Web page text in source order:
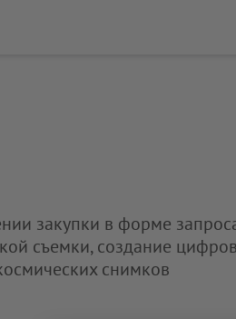
закупки в форме
съемки, создание
снимков